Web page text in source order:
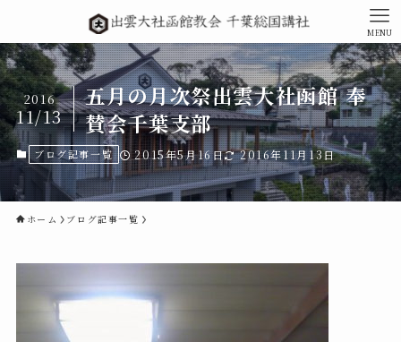
MENU
五月の月次祭出雲大社函館 奉
賛会千葉支部
2016
11/13
ブログ記事一覧 2015年5月16日 2016年11月13日
ホーム ブログ記事一覧